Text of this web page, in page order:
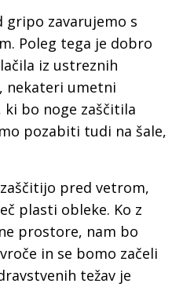
gripo zavarujemo s
Poleg tega je dobro
iz ustreznih
nekateri umetni
bo noge zaščitila
pozabiti tudi na šale,
pred vetrom,
plasti obleke. Ko z
prostore, nam bo
in se bomo začeli
težav je